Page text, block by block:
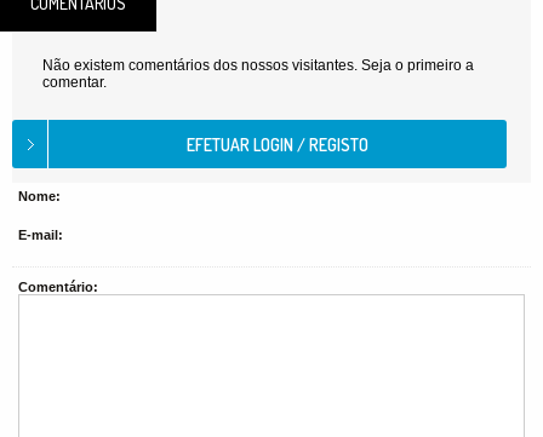
Não existem comentários dos nossos visitantes. Seja o primeiro a
comentar.
Nome:
E-mail:
Comentário: